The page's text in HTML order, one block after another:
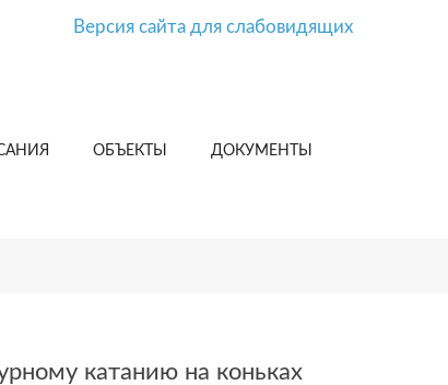
Версия сайта для слабовидящих
ОБЪЕКТЫ ДОКУМЕНТЫ
катанию на коньках